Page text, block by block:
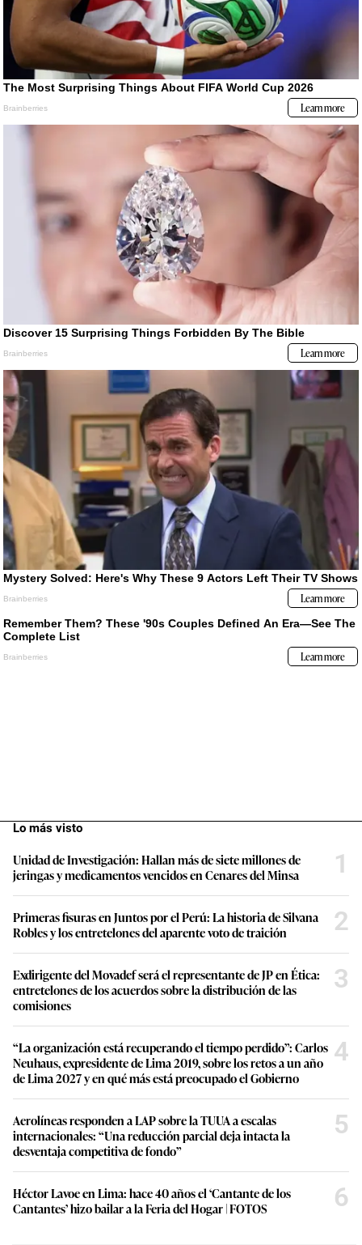
Lo más visto
Unidad de Investigación: Hallan más de siete millones de
jeringas y medicamentos vencidos en Cenares del Minsa
1
Primeras fisuras en Juntos por el Perú: La historia de Silvana
Robles y los entretelones del aparente voto de traición
2
Exdirigente del Movadef será el representante de JP en Ética:
entretelones de los acuerdos sobre la distribución de las
comisiones
3
“La organización está recuperando el tiempo perdido”: Carlos
Neuhaus, expresidente de Lima 2019, sobre los retos a un año
de Lima 2027 y en qué más está preocupado el Gobierno
4
Aerolíneas responden a LAP sobre la TUUA a escalas
internacionales: “Una reducción parcial deja intacta la
desventaja competitiva de fondo”
5
Héctor Lavoe en Lima: hace 40 años el ‘Cantante de los
Cantantes’ hizo bailar a la Feria del Hogar | FOTOS
6